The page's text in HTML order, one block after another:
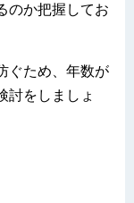
のか把握してお
ぐため、年数が
討をしましょ